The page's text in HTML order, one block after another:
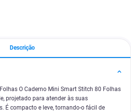
Descrição
O Caderno Mini Smart Stitch 80 Folhas
projetado para atender às suas
É compacto e leve, tornando-o fácil de